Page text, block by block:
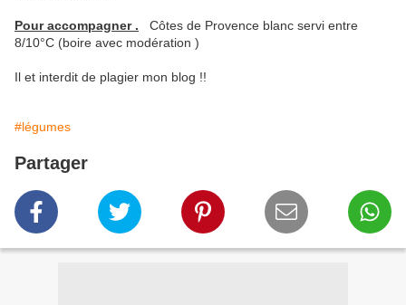
Pour accompagner . Côtes de Provence blanc servi entre
8/10°C (boire avec modération )
Il et interdit de plagier mon blog !!
#légumes
Partager